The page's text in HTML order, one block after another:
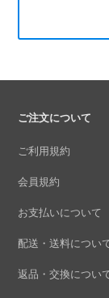
ご注文について
ご利用規約
会員規約
お支払いについて
配送・送料につい
返品・交換につい